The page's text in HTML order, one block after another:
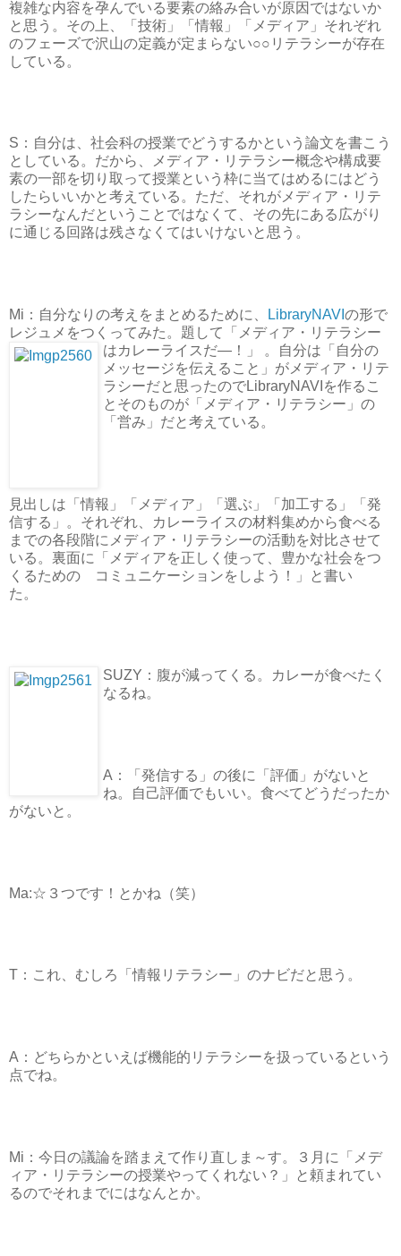
複雑な内容を孕んでいる要素の絡み合いが原因ではないか
と思う。その上、「技術」「情報」「メディア」それぞれ
のフェーズで沢山の定義が定まらない○○リテラシーが存在
している。
S：自分は、社会科の授業でどうするかという論文を書こう
としている。だから、メディア・リテラシー概念や構成要
素の一部を切り取って授業という枠に当てはめるにはどう
したらいいかと考えている。ただ、それがメディア・リテ
ラシーなんだということではなくて、その先にある広がり
に通じる回路は残さなくてはいけないと思う。
Mi：自分なりの考えをまとめるために、 LibraryNAVI の形で
レジュメをつくってみた。題して「メディア・リテラシー
はカレーライスだ―！」
。自分は「自分の
メッセージを伝えること」がメディア・リテ
ラシーだと思ったのでLibraryNAVIを作るこ
とそのものが「メディア・リテラシー」の
「営み」だと考えている。
見出しは「情報」「メディア」「選ぶ」「加工する」「発
信する」。それぞれ、カレーライスの材料集めから食べる
までの各段階にメディア・リテラシーの活動を対比させて
いる。裏面に「メディアを正しく使って、豊かな社会をつ
くるための コミュニケーションをしよう！」と書い
た。
SUZY：腹が減ってくる。カレーが食べたく
なるね。
A：「発信する」の後に「評価」がないと
ね。自己評価でもいい。食べてどうだったか
がないと。
Ma:☆３つです！とかね（笑）
T：これ、むしろ「情報リテラシー」のナビだと思う。
A：どちらかといえば機能的リテラシーを扱っているという
点でね。
Mi：今日の議論を踏まえて作り直しま～す。３月に「メデ
ィア・リテラシーの授業やってくれない？」と頼まれてい
るのでそれまでにはなんとか。